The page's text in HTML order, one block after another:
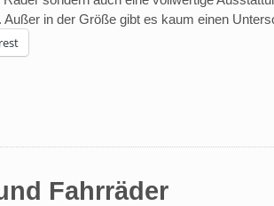
in der Größe gibt es kaum einen
Fahrräder